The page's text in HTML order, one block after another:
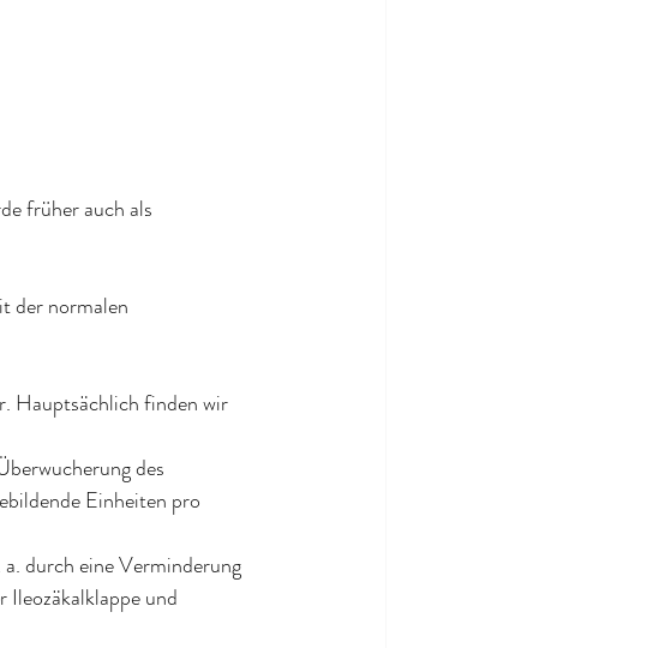
früher auch als
der normalen
Hauptsächlich finden wir
des
Einheiten pro
durch eine Verminderung
und